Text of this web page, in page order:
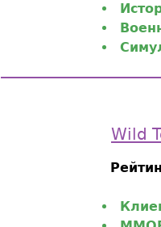
Wild